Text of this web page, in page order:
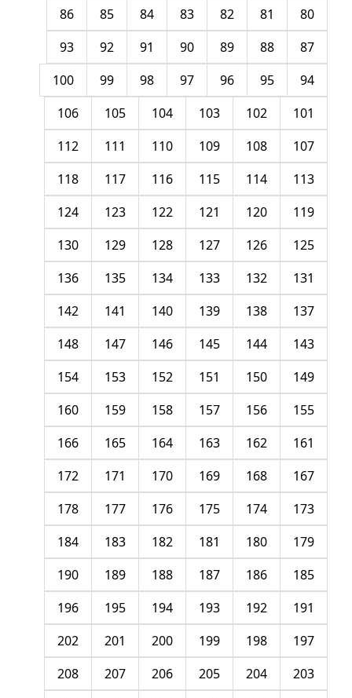
80
81
82
83
84
85
86
87
88
89
90
91
92
93
94
95
96
97
98
99
100
101
102
103
104
105
106
107
108
109
110
111
112
113
114
115
116
117
118
119
120
121
122
123
124
125
126
127
128
129
130
131
132
133
134
135
136
137
138
139
140
141
142
143
144
145
146
147
148
149
150
151
152
153
154
155
156
157
158
159
160
161
162
163
164
165
166
167
168
169
170
171
172
173
174
175
176
177
178
179
180
181
182
183
184
185
186
187
188
189
190
191
192
193
194
195
196
197
198
199
200
201
202
203
204
205
206
207
208